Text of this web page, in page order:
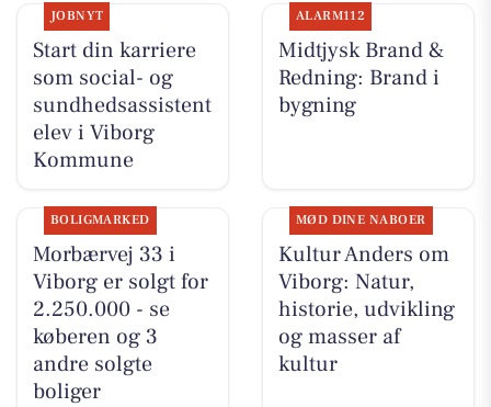
JOBNYT
Start din karriere
som social- og
sundhedsassistent
elev i Viborg
Kommune
ALARM112
Midtjysk Brand &
Redning: Brand i
bygning
BOLIGMARKED
Morbærvej 33 i
Viborg er solgt for
2.250.000 - se
køberen og 3
andre solgte
boliger
MØD DINE NABOER
Kultur Anders om
Viborg: Natur,
historie, udvikling
og masser af
kultur